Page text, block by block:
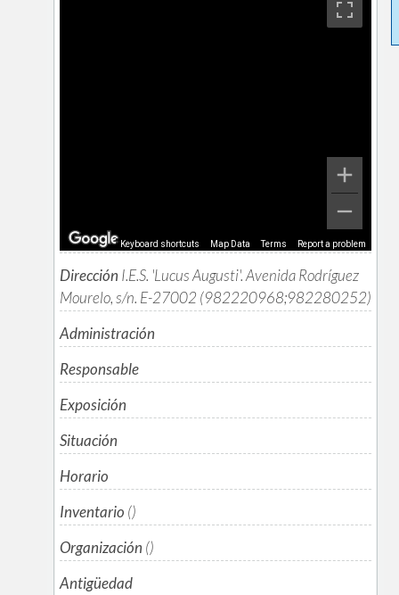
Keyboard shortcuts Map Data Terms Report a problem
Dirección I.E.S. 'Lucus Augusti'. Avenida Rodríguez
Mourelo, s/n. E-27002 (982220968;982280252)
Administración
Responsable
Exposición
Situación
Horario
Inventario ()
Organización ()
Antigüedad